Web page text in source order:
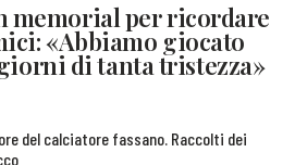
memorial per ricordare
«Abbiamo giocato
di tanta tristezza»
del calciatore fassano. Raccolti dei